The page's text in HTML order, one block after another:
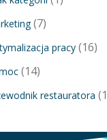
(7)
pracy (16)
(14)
restauratora